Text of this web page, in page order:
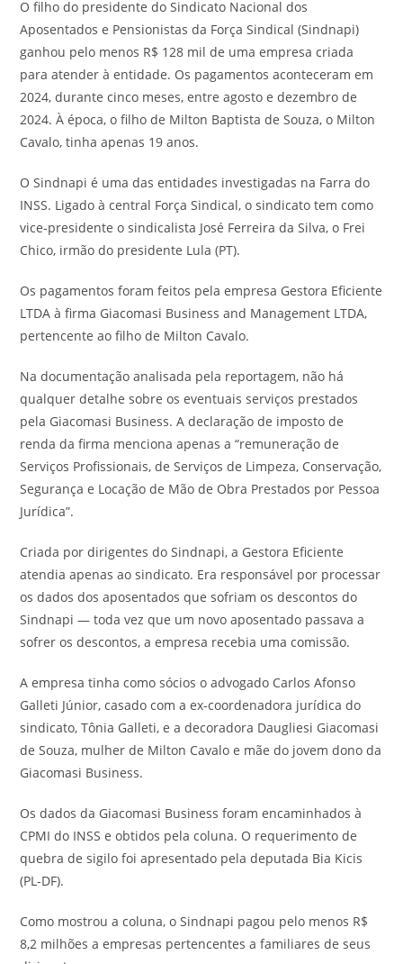
O filho do presidente do Sindicato Nacional dos
Aposentados e Pensionistas da Força Sindical (Sindnapi)
ganhou pelo menos R$ 128 mil de uma empresa criada
para atender à entidade. Os pagamentos aconteceram em
2024, durante cinco meses, entre agosto e dezembro de
2024. À época, o filho de Milton Baptista de Souza, o Milton
Cavalo, tinha apenas 19 anos.
O Sindnapi é uma das entidades investigadas na Farra do
INSS. Ligado à central Força Sindical, o sindicato tem como
vice-presidente o sindicalista José Ferreira da Silva, o Frei
Chico, irmão do presidente Lula (PT).
Os pagamentos foram feitos pela empresa Gestora Eficiente
LTDA à firma Giacomasi Business and Management LTDA,
pertencente ao filho de Milton Cavalo.
Na documentação analisada pela reportagem, não há
qualquer detalhe sobre os eventuais serviços prestados
pela Giacomasi Business. A declaração de imposto de
renda da firma menciona apenas a “remuneração de
Serviços Profissionais, de Serviços de Limpeza, Conservação,
Segurança e Locação de Mão de Obra Prestados por Pessoa
Jurídica”.
Criada por dirigentes do Sindnapi, a Gestora Eficiente
atendia apenas ao sindicato. Era responsável por processar
os dados dos aposentados que sofriam os descontos do
Sindnapi — toda vez que um novo aposentado passava a
sofrer os descontos, a empresa recebia uma comissão.
A empresa tinha como sócios o advogado Carlos Afonso
Galleti Júnior, casado com a ex-coordenadora jurídica do
sindicato, Tônia Galleti, e a decoradora Daugliesi Giacomasi
de Souza, mulher de Milton Cavalo e mãe do jovem dono da
Giacomasi Business.
Os dados da Giacomasi Business foram encaminhados à
CPMI do INSS e obtidos pela coluna. O requerimento de
quebra de sigilo foi apresentado pela deputada Bia Kicis
(PL-DF).
Como mostrou a coluna, o Sindnapi pagou pelo menos R$
8,2 milhões a empresas pertencentes a familiares de seus